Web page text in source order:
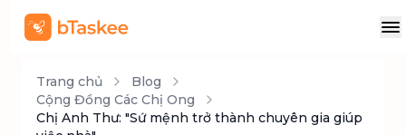
Trang chủ
Blog
Cộng Đồng Các Chị Ong
Chị Anh Thư: "Sứ mệnh trở thành chuyên gia giúp